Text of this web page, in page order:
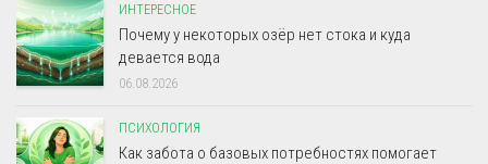
ИНТЕРЕСНОЕ
Почему у некоторых озёр нет стока и куда
девается вода
06.08.2026
ПСИХОЛОГИЯ
Как забота о базовых потребностях помогает